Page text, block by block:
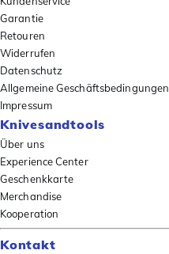
Garantie
Retouren
Widerrufen
Datenschutz
Allgemeine Geschäftsbedingungen
Impressum
Knivesandtools
Über uns
Experience Center
Geschenkkarte
Merchandise
Kooperation
Kontakt